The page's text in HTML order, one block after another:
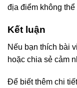
địa điểm không thể
Kết luận
Nếu bạn thích bài
hoặc chia sẻ cảm
Để biết thêm chi